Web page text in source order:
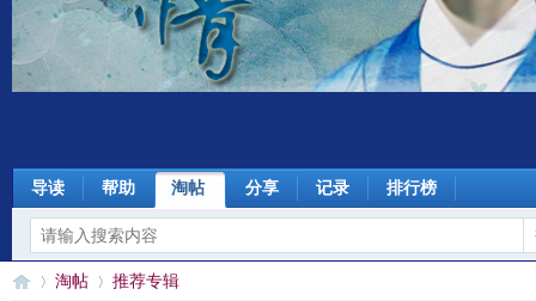
导读 帮助 淘帖 分享 记录 排行榜
淘帖 推荐专辑